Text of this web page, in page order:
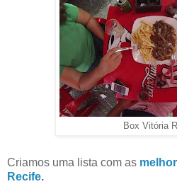
Box Vitória
Criamos uma lista com as
Recife.